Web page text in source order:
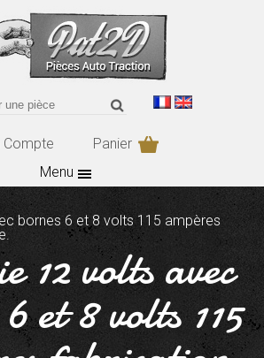
Compte
Panier
Menu
bornes 6 et 8 volts 115 ampères
12 volts avec
et 8 volts 115